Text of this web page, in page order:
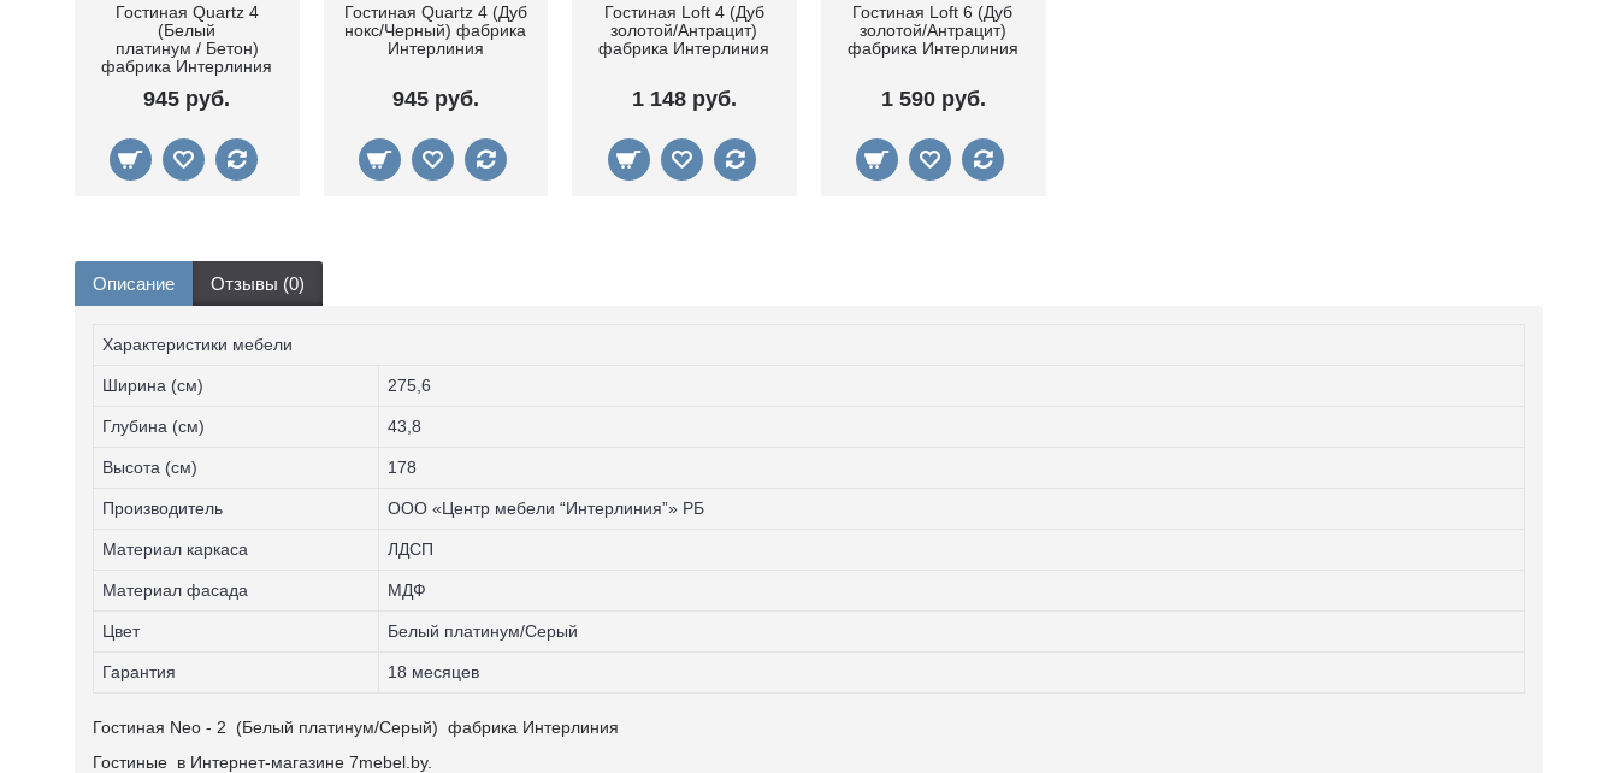
Гостиная Quartz 4
(Белый
платинум / Бетон)
фабрика Интерлиния
945 руб.
Гостиная Quartz 4 (Дуб
нокс/Черный) фабрика
Интерлиния
945 руб.
Гостиная Loft 4 (Дуб
золотой/Антрацит)
фабрика Интерлиния
1 148 руб.
Гостиная Loft 6 (Дуб
золотой/Антрацит)
фабрика Интерлиния
1 590 руб.
Описание Отзывы (0)
Характеристики мебели
Ширина (см) 275,6
Глубина (см) 43,8
Высота (см) 178
Производитель ООО «Центр мебели “Интерлиния”» РБ
Материал каркаса ЛДСП
Материал фасада МДФ
Цвет Белый платинум/Серый
Гарантия 18 месяцев
Гостиная Neo - 2 (Белый платинум/Серый) фабрика Интерлиния
Гостиные в Интернет-магазине 7mebel.by.